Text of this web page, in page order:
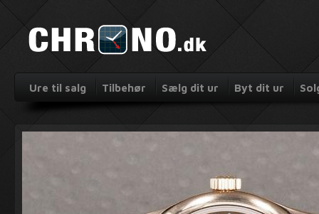
Ure til salg Tilbehør Sælg dit ur Byt dit ur